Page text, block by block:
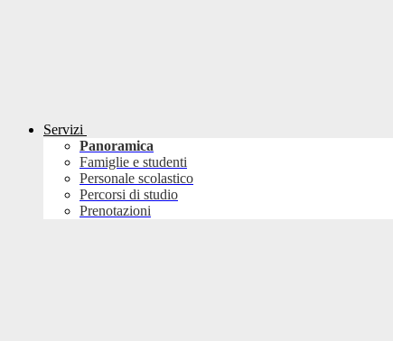
Servizi
Panoramica
Famiglie e studenti
Personale scolastico
Percorsi di studio
Prenotazioni